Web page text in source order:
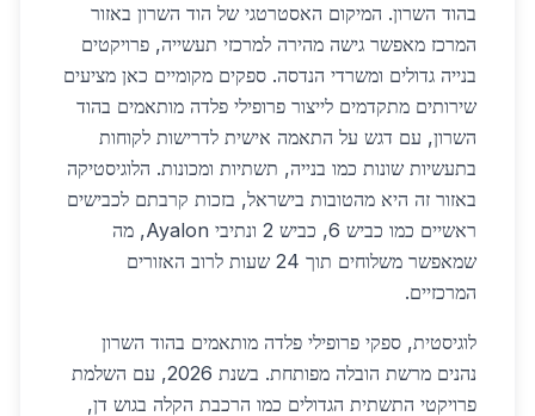
בהוד השרון. המיקום האסטרטגי של הוד השרון באזור
המרכז מאפשר גישה מהירה למרכזי תעשייה, פרויקטים
בנייה גדולים ומשרדי הנדסה. ספקים מקומיים כאן מציעים
שירותים מתקדמים לייצור פרופילי פלדה מותאמים בהוד
השרון, עם דגש על התאמה אישית לדרישות לקוחות
בתעשיות שונות כמו בנייה, תשתיות ומכונות. הלוגיסטיקה
באזור זה היא מהטובות בישראל, בזכות קרבתם לכבישים
ראשיים כמו כביש 6, כביש 2 ונתיבי Ayalon, מה
שמאפשר משלוחים תוך 24 שעות לרוב האזורים
המרכזיים.
לוגיסטית, ספקי פרופילי פלדה מותאמים בהוד השרון
נהנים מרשת הובלה מפותחת. בשנת 2026, עם השלמת
פרויקטי התשתית הגדולים כמו הרכבת הקלה בגוש דן,